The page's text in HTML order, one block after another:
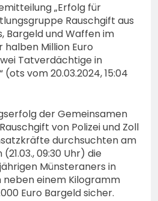
„Erfolg für
Rauschgift aus
Bargeld und Waffen im
Million Euro
Tatverdächtige in
vom 20.03.2024, 15:04
der Gemeinsamen
von Polizei und Zoll
durchsuchten am
09:30 Uhr) die
Münsteraners in
einem Kilogramm
Euro Bargeld sicher.